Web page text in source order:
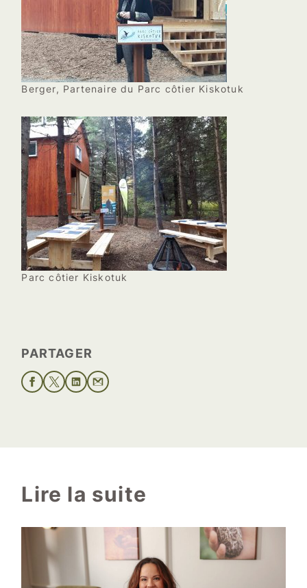
Berger, Partenaire du Parc côtier Kiskotuk
Parc côtier Kiskotuk
PARTAGER
Lire la suite